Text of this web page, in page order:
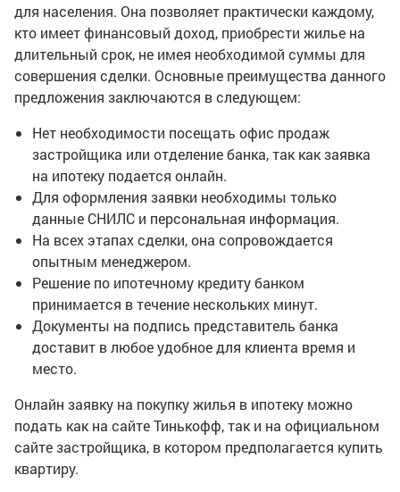
для населения. Она позволяет практически каждому,
кто имеет финансовый доход, приобрести жилье на
длительный срок, не имея необходимой суммы для
совершения сделки. Основные преимущества данного
предложения заключаются в следующем:
Нет необходимости посещать офис продаж
застройщика или отделение банка, так как заявка
на ипотеку подается онлайн.
Для оформления заявки необходимы только
данные СНИЛС и персональная информация.
На всех этапах сделки, она сопровождается
опытным менеджером.
Решение по ипотечному кредиту банком
принимается в течение нескольких минут.
Документы на подпись представитель банка
доставит в любое удобное для клиента время и
место.
Онлайн заявку на покупку жилья в ипотеку можно
подать как на сайте Тинькофф, так и на официальном
сайте застройщика, в котором предполагается купить
квартиру.